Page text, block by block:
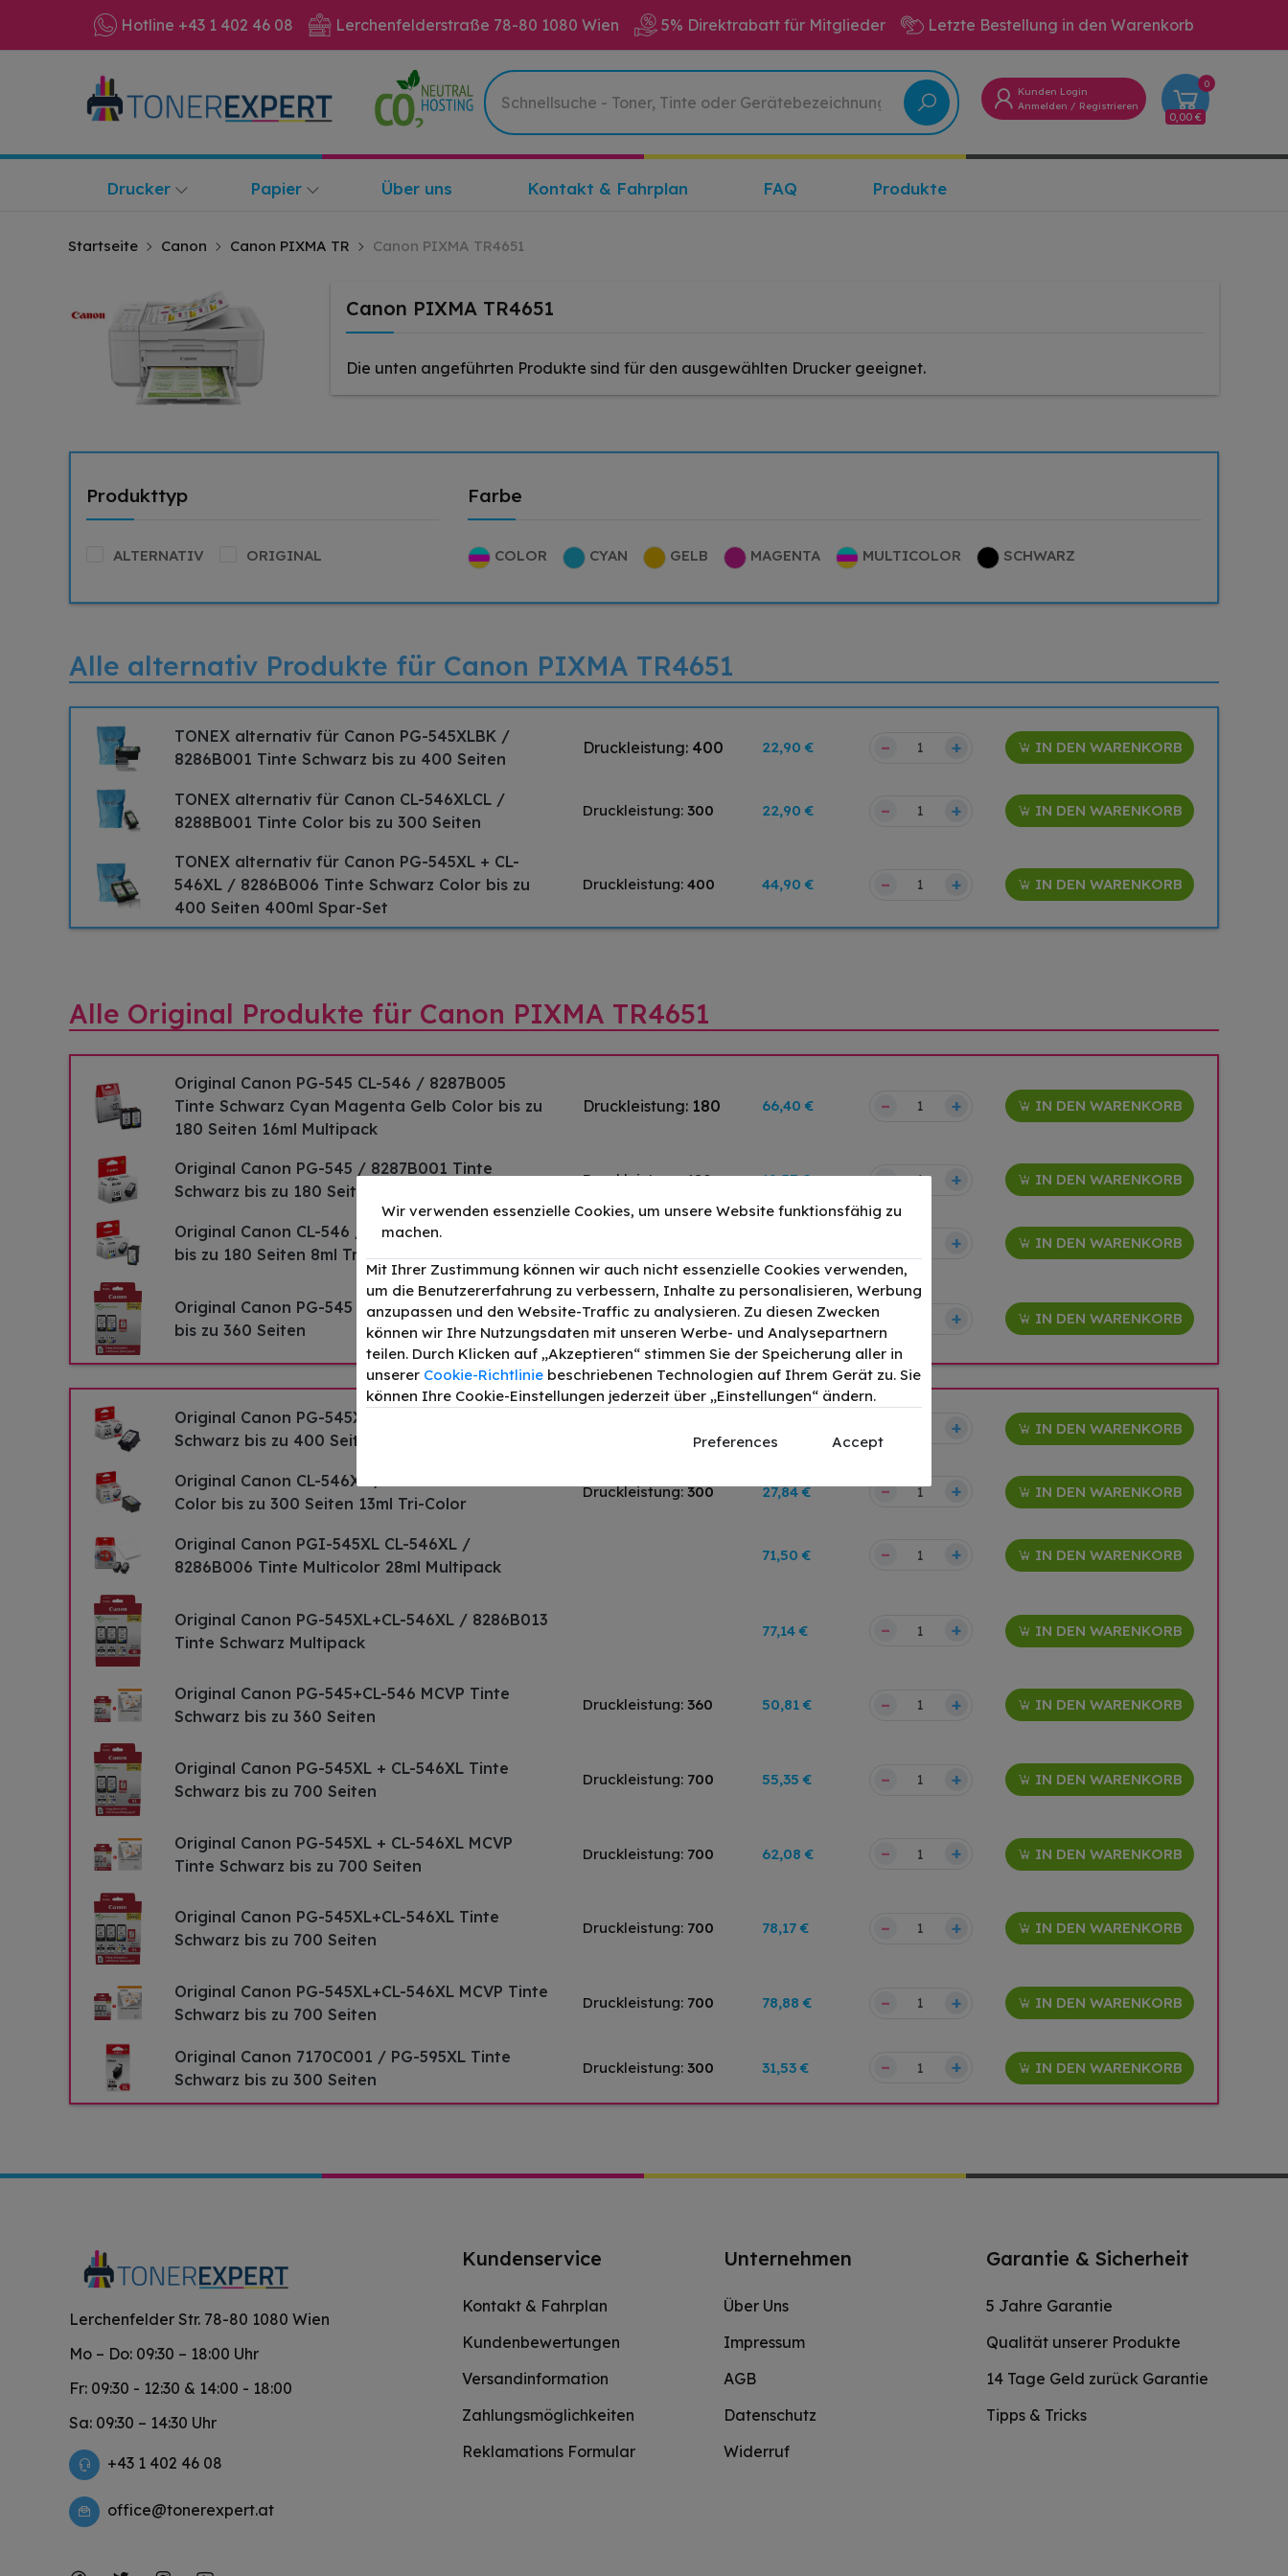
Hotline +43 1 402 46 08 Lerchenfelderstraße 78-80 1080 Wien 5% Direktrabatt für Mitglieder Letzte Bestellung in den Warenkorb
Kunden Login
Anmelden / Registrieren
0
0,00 €
Drucker Papier Über uns Kontakt & Fahrplan FAQ Produkte
Startseite Canon Canon PIXMA TR Canon PIXMA TR4651
Canon PIXMA TR4651
Die unten angeführten Produkte sind für den ausgewählten Drucker geeignet.
Produkttyp
ALTERNATIV ORIGINAL
Farbe
COLOR CYAN GELB MAGENTA MULTICOLOR SCHWARZ
Alle alternativ Produkte für Canon PIXMA TR4651
TONEX alternativ für Canon PG-545XLBK /
8286B001 Tinte Schwarz bis zu 400 Seiten
Druckleistung: 400 22,90 € – + IN DEN WARENKORB
TONEX alternativ für Canon CL-546XLCL /
8288B001 Tinte Color bis zu 300 Seiten
Druckleistung:300 22,90 € – + IN DEN WARENKORB
TONEX alternativ für Canon PG-545XL + CL-
546XL / 8286B006 Tinte Schwarz Color bis zu
400 Seiten 400ml Spar-Set
Druckleistung:400 44,90 € – + IN DEN WARENKORB
Alle Original Produkte für Canon PIXMA TR4651
Original Canon PG-545 CL-546 / 8287B005
Tinte Schwarz Cyan Magenta Gelb Color bis zu
180 Seiten 16ml Multipack
Druckleistung: 180 66,40 € – + IN DEN WARENKORB
Original Canon PG-545 / 8287B001 Tinte
Schwarz bis zu 180 Seiten 8ml
Druckleistung:180 19,57 € – + IN DEN WARENKORB
Original Canon CL-546 / 8289B001 Tinte Color
bis zu 180 Seiten 8ml Tri-Color
+ IN DEN WARENKORB
Original Canon PG-545 + CL-546 Tinte Schwarz
bis zu 360 Seiten
Druckleistung:360 44,61 € + IN DEN WARENKORB
Original Canon PG-545XL / 8286B001 Tinte
Schwarz bis zu 400 Seiten 15ml
+ IN DEN WARENKORB
Original Canon CL-546XL / 8288B001 Tinte
Color bis zu 300 Seiten 13ml Tri-Color
Druckleistung:300 27,84 € – + IN DEN WARENKORB
Original Canon PGI-545XL CL-546XL /
8286B006 Tinte Multicolor 28ml Multipack
71,50 € – + IN DEN WARENKORB
Original Canon PG-545XL+CL-546XL / 8286B013
Tinte Schwarz Multipack
77,14 € – + IN DEN WARENKORB
Original Canon PG-545+CL-546 MCVP Tinte
Schwarz bis zu 360 Seiten
Druckleistung:360 50,81 € – + IN DEN WARENKORB
Original Canon PG-545XL + CL-546XL Tinte
Schwarz bis zu 700 Seiten
Druckleistung: 700 55,35 € – + IN DEN WARENKORB
Original Canon PG-545XL + CL-546XL MCVP
Tinte Schwarz bis zu 700 Seiten
Druckleistung: 700 62,08 € – + IN DEN WARENKORB
Original Canon PG-545XL+CL-546XL Tinte
Schwarz bis zu 700 Seiten
Druckleistung: 700 78,17 € – + IN DEN WARENKORB
Original Canon PG-545XL+CL-546XL MCVP Tinte
Schwarz bis zu 700 Seiten
Druckleistung: 700 78,88 € – + IN DEN WARENKORB
Original Canon 7170C001 / PG-595XL Tinte
Schwarz bis zu 300 Seiten
Druckleistung:300 31,53 € – + IN DEN WARENKORB
Lerchenfelder Str. 78-80 1080 Wien
Mo – Do: 09:30 – 18:00 Uhr
Fr: 09:30 - 12:30 & 14:00 - 18:00
Sa: 09:30 – 14:30 Uhr
+43 1 402 46 08
office@tonerexpert.at
Kundenservice
Kontakt & Fahrplan
Kundenbewertungen
Versandinformation
Zahlungsmöglichkeiten
Reklamations Formular
Unternehmen
Über Uns
Impressum
AGB
Datenschutz
Widerruf
Garantie & Sicherheit
5 Jahre Garantie
Qualität unserer Produkte
14 Tage Geld zurück Garantie
Tipps & Tricks
Wir verwenden essenzielle Cookies, um unsere Website funktionsfähig zu
machen.
Mit Ihrer Zustimmung können wir auch nicht essenzielle Cookies verwenden,
um die Benutzererfahrung zu verbessern, Inhalte zu personalisieren, Werbung
anzupassen und den Website-Traffic zu analysieren. Zu diesen Zwecken
können wir Ihre Nutzungsdaten mit unseren Werbe- und Analysepartnern
teilen. Durch Klicken auf „Akzeptieren“ stimmen Sie der Speicherung aller in
unserer Cookie-Richtlinie beschriebenen Technologien auf Ihrem Gerät zu. Sie
können Ihre Cookie-Einstellungen jederzeit über „Einstellungen“ ändern.
Preferences Accept